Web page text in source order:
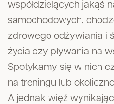
współdzielących jakąś
samochodowych,
zdrowego odżywiania i
życia czy pływania na
Spotykamy się w nich
na treningu lub
A jednak więź